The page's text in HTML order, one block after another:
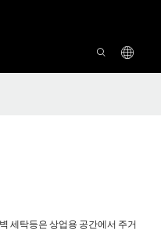
세탁등은 상업용 공간에서 주거